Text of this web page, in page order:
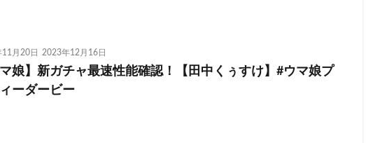
月20日 2023年12月16日
マ娘】新ガチャ最速性能確認！【田中くぅすけ】#ウマ娘プ
ーダービー